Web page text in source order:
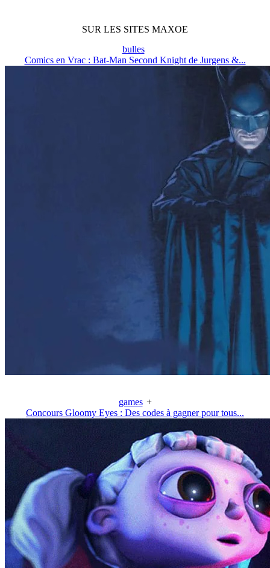
SUR LES SITES MAXOE
bulles
Comics en Vrac : Bat-Man Second Knight de Jurgens &...
games +
Concours Gloomy Eyes : Des codes à gagner pour tous...